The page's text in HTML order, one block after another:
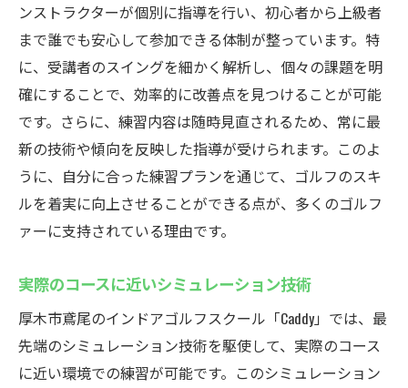
目標達成に向けた戦略的な練習指導
厚木市鳶尾のインドアゴルフスクールCaddyでス
キルアップを実現する方法
個人の目標に合わせたトレーニングプログ
ラム
継続的な練習で技術向上を目指す
成果を実感するためのフィードバックシス
テム
短期間でのスキルアップを実現
多角的な指導で総合力を磨く
天候に左右されないインドアゴルフスクール
Caddyで快適にゴルフを楽しもう
ンストラクターが個別に指導を行い、初心者から上級者
まで誰でも安心して参加できる体制が整っています。特
に、受講者のスイングを細かく解析し、個々の課題を明
確にすることで、効率的に改善点を見つけることが可能
です。さらに、練習内容は随時見直されるため、常に最
新の技術や傾向を反映した指導が受けられます。このよ
うに、自分に合った練習プランを通じて、ゴルフのスキ
ルを着実に向上させることができる点が、多くのゴルフ
ァーに支持されている理由です。
実際のコースに近いシミュレーション技術
厚木市鳶尾のインドアゴルフスクール「Caddy」では、最
先端のシミュレーション技術を駆使して、実際のコース
に近い環境での練習が可能です。このシミュレーション